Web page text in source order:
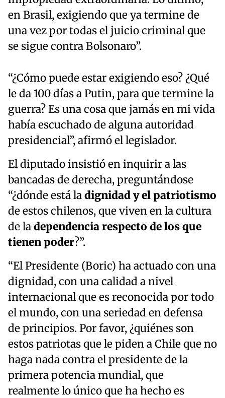
en Brasil, exigiendo que ya termine de
una vez por todas el juicio criminal que
se sigue contra Bolsonaro”.
“¿Cómo puede estar exigiendo eso? ¿Qué
le da 100 días a Putin, para que termine la
guerra? Es una cosa que jamás en mi vida
había escuchado de alguna autoridad
presidencial”, afirmó el legislador.
El diputado insistió en inquirir a las
bancadas de derecha, preguntándose
“¿dónde está ladignidad y el patriotismo
de estos chilenos, que viven en la cultura
de ladependencia respecto de los que
tienen poder?”.
“El Presidente (Boric) ha actuado con una
dignidad, con una calidad a nivel
internacional que es reconocida por todo
el mundo, con una seriedad en defensa
de principios. Por favor, ¿quiénes son
estos patriotas que le piden a Chile que no
haga nada contra el presidente de la
primera potencia mundial, que
realmente lo único que ha hecho es